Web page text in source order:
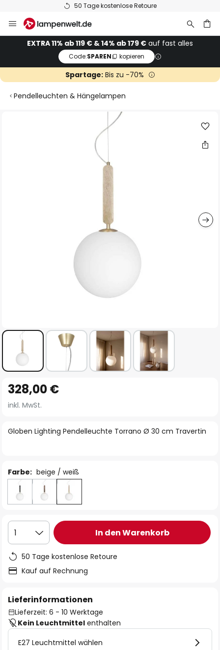
50 Tage kostenlose Retoure
Inhalt
springenEXTRA 11% ab 119 € & 14% ab 179 € auf fast alles
Code:SPAREN kopieren
Spartage:Bis zu -70%
Pendelleuchten & Hängelampen
Anfang
der
springen
Globen Lighting Pendelleuchte Torrano Ø 30 cm Travertin
328,00 €
inkl. MwSt.
Farbe: beige / weiß
1 In den Warenkorb
50 Tage kostenlose Retoure
Kauf auf Rechnung
Lieferinformationen
Lieferzeit: 6 - 10 Werktage
Kein Leuchtmittel enthalten
E27 Leuchtmittel wählen